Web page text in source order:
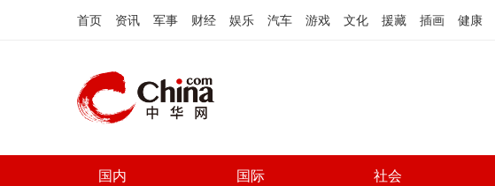
首页 资讯 军事 财经 娱乐 汽车 游戏 文化 援藏 插画 健康
国内 国际 社会